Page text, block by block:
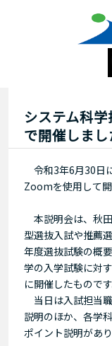
システム科
で開催しまし
令和3年6月30日
Zoomを使用して開
本説明会は、秋
型選抜入試や推薦
年度選抜試験の概
学の入学試験に対
に開催したものです
当日は入試担当
説明のほか、各学
ポイント説明があり